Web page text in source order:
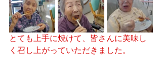
とても上手に焼けて、皆さんに美味し
く召し上がっていただきました。